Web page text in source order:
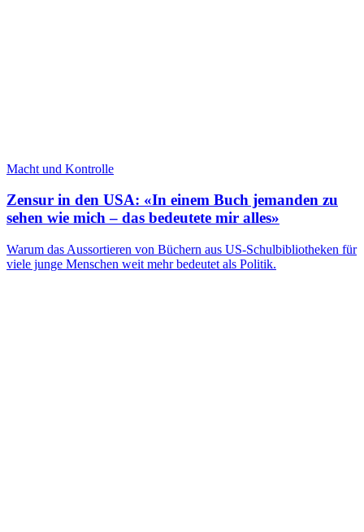
Macht und Kontrolle
Zensur in den USA: «In einem Buch jemanden zu
sehen wie mich – das bedeutete mir alles»
Warum das Aussortieren von Büchern aus US-Schulbibliotheken für
viele junge Menschen weit mehr bedeutet als Politik.